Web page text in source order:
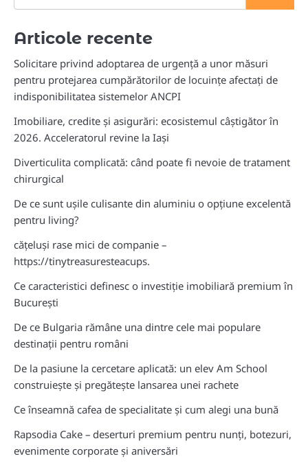
Articole recente
Solicitare privind adoptarea de urgență a unor măsuri
pentru protejarea cumpărătorilor de locuințe afectați de
indisponibilitatea sistemelor ANCPI
Imobiliare, credite și asigurări: ecosistemul câștigător în
2026. Acceleratorul revine la Iași
Diverticulita complicată: când poate fi nevoie de tratament
chirurgical
De ce sunt ușile culisante din aluminiu o opțiune excelentă
pentru living?
cățeluși rase mici de companie –
https://tinytreasuresteacups.
Ce caracteristici definesc o investiție imobiliară premium în
București
De ce Bulgaria rămâne una dintre cele mai populare
destinații pentru români
De la pasiune la cercetare aplicată: un elev Am School
construiește și pregătește lansarea unei rachete
Ce înseamnă cafea de specialitate și cum alegi una bună
Rapsodia Cake – deserturi premium pentru nunți, botezuri,
evenimente corporate și aniversări